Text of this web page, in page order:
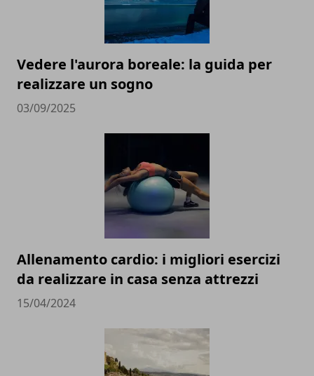
Vedere l'aurora boreale: la guida per
realizzare un sogno
03/09/2025
Allenamento cardio: i migliori esercizi
da realizzare in casa senza attrezzi
15/04/2024